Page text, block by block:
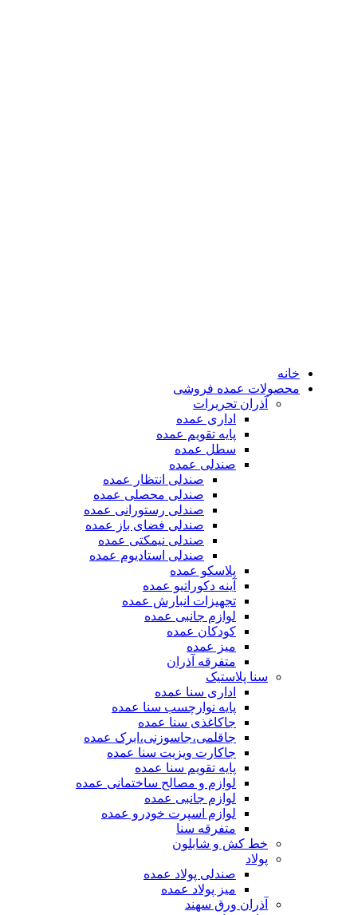
خانه
محصولات عمده فروشی
آذران تحریرات
اداری عمده
پایه تقویم عمده
سطل عمده
صندلی عمده
صندلی انتظار عمده
صندلی محصلی عمده
صندلی رستورانی عمده
صندلی فضای باز عمده
صندلی نیمکتی عمده
صندلی استادیوم عمده
پلاسکو عمده
آینه دکوراتیو عمده
تجهیزات انبارش عمده
لوازم جانبی عمده
کودکان عمده
میز عمده
متفرقه آذران
سنا پلاستیک
اداری سنا عمده
پایه نوارچسب سنا عمده
جاکاغذی سنا عمده
جاقلمی،جاسوزنی،ابرک عمده
جاکارت ویزیت سنا عمده
پایه تقویم سنا عمده
لوازم و مصالح ساختمانی عمده
لوازم جانبی عمده
لوازم اسپرت خودرو عمده
متفرقه سنا
خط کش و شابلون
پولاد
صندلی پولاد عمده
میز پولاد عمده
آذران ورق سهند